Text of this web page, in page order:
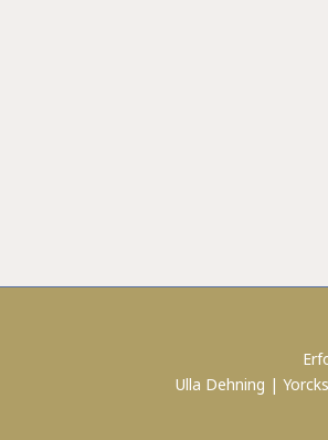
Ulla Dehning |